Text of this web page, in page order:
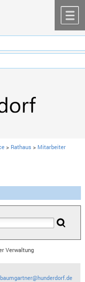
> Rathaus > Mitarbeiter
Verwaltung